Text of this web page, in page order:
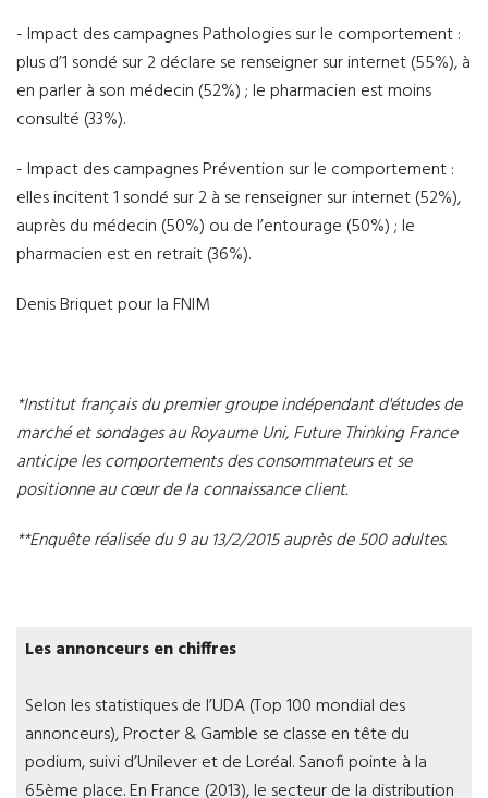
- Impact des campagnes Pathologies sur le comportement :
plus d’1 sondé sur 2 déclare se renseigner sur internet (55%), à
en parler à son médecin (52%) ; le pharmacien est moins
consulté (33%).
- Impact des campagnes Prévention sur le comportement :
elles incitent 1 sondé sur 2 à se renseigner sur internet (52%),
auprès du médecin (50%) ou de l’entourage (50%) ; le
pharmacien est en retrait (36%).
Denis Briquet pour la FNIM
*Institut français du premier groupe indépendant d'études de
marché et sondages au Royaume Uni, Future Thinking France
anticipe les comportements des consommateurs et se
positionne au cœur de la connaissance client.
**Enquête réalisée du 9 au 13/2/2015 auprès de 500 adultes.
Les annonceurs en chiffres
Selon les statistiques de l’UDA (Top 100 mondial des
annonceurs), Procter & Gamble se classe en tête du
podium, suivi d’Unilever et de Loréal. Sanofi pointe à la
65ème place. En France (2013), le secteur de la distribution